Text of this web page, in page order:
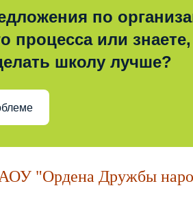
по
процесса или знаете,
школу лучше?
"Ордена Дружбы